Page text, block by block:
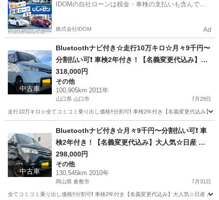
IDOMの自社ローンは税金・車検の支払いも含んでい
株式会社IDOM Ad
中古車
Bluetoothナビ付き☆走行10万キロ☆月々9千円〜
分割払い可❗️ 車検2年付き！【名義変更代込み】大
人気☆日産 ルークスハイウェイスター☆Bluetoot
hナビ付き☆走行中DVD見れます☆電動スライドド
ア☆ドラレコ付き☆スマートキー☆フルオートエ
318,000円
その他
100,905km 2011年
山口県 山口市 7月29日
走行10万キロ☆全てコミコミ乗り出し価格‼️分割可❗️ 車検2年付き【名義変更代込み
走行距離
中古車
Bluetoothナビ付き☆月々9千円〜分割払い可❗️ 車
検2年付き！【名義変更代込み】大人気☆日産 ル
ークスハイウェイスター☆Bluetoothナビ付き☆
走行中DVD見れます☆ETC付き☆電動スライドド
ア☆ドラレコ付き☆スマートキー☆フルオートエ
298,000円
その他
130,545km 2010年
岡山県 倉敷市 7月31日
全てコミコミ乗り出し価格‼️分割可❗️ 車検2年付き【名義変更代込み】大人気☆日産